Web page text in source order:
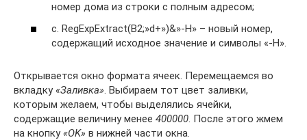
номер дома из строки с полным адресом;
c. RegExpExtract(B2;»d+»)&»-Н» – новый номер,
содержащий исходное значение и символы «-Н».
Открывается окно формата ячеек. Перемещаемся во
вкладку«Заливка». Выбираем тот цвет заливки,
которым желаем, чтобы выделялись ячейки,
содержащие величину менее 400000. После этого жмем
на кнопку«OK» в нижней части окна.